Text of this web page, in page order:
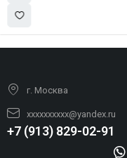
г. Москва
xxxxxxxxxx@yandex.ru
+7 (913) 829-02-91